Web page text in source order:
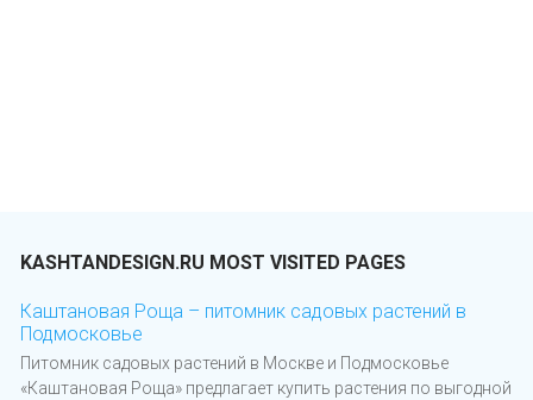
KASHTANDESIGN.RU MOST VISITED PAGES
Каштановая Роща – питомник садовых растений в
Подмосковье
Питомник садовых растений в Москве и Подмосковье
«Каштановая Роща» предлагает купить растения по выгодной